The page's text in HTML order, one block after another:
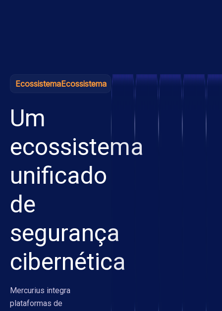
EcossistemaEcossistema
Um
ecossistema
unificado
de
segurança
cibernética
Mercurius integra
plataformas de